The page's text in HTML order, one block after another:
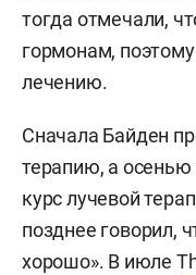
тогда отмечали,
гормонам,
лечению.
Сначала Байден
терапию, а
курс лучевой
позднее говорил,
хорошо». В июле